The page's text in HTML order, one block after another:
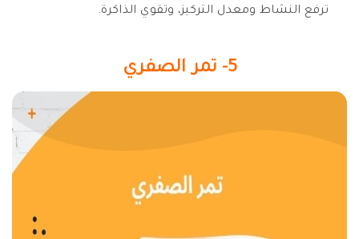
ترفع النشاط ومعدل التركيز، وتقوي الذاكرة.
5- تمر الصفري